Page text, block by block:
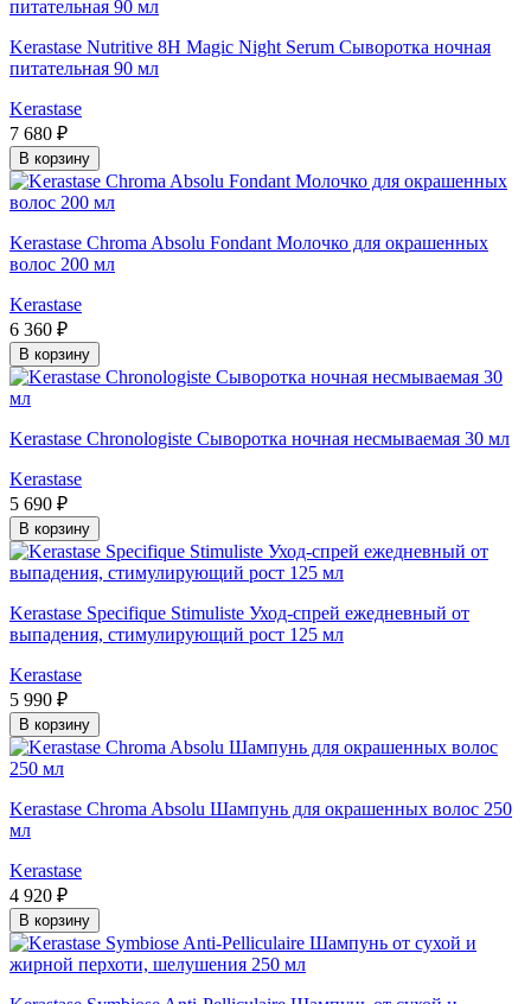
Kerastase Nutritive 8H Magic Night Serum Сыворотка ночная
питательная 90 мл
Kerastase
7 680 ₽
В корзину
Kerastase Chroma Absolu Fondant Молочко для окрашенных
волос 200 мл
Kerastase
6 360 ₽
В корзину
Kerastase Chronologiste Сыворотка ночная несмываемая 30 мл
Kerastase
5 690 ₽
В корзину
Kerastase Specifique Stimuliste Уход-спрей ежедневный от
выпадения, стимулирующий рост 125 мл
Kerastase
5 990 ₽
В корзину
Kerastase Chroma Absolu Шампунь для окрашенных волос 250
мл
Kerastase
4 920 ₽
В корзину